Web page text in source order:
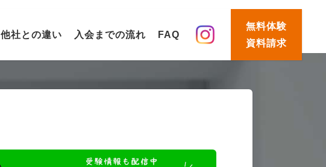
他社との違い 入会までの流れ FAQ
無料体験
資料請求